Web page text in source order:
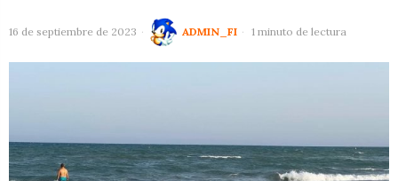
16 de septiembre de 2023 ADMIN_FI 1 minuto de lectura